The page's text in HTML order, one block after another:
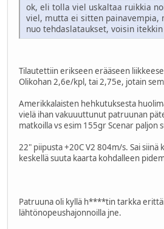
ok, eli tolla viel uskaltaa ruikkia
viel, mutta ei sitten painavempia,
nuo tehdaslataukset, voisin
Tilautettiin erikseen erääseen
Olikohan 2,6e/kpl, tai 2,75e, jotain
Amerikkalaisten hehkutuksesta
vielä ihan vakuuuttunut patruunan
matkoilla vs esim 155gr Scenar paljon
22" piipusta +20C V2 804m/s. Sai siinä
keskellä suuta kaarta kohdalleen
Patruuna oli kyllä h****tin tarkka
lähtönopeushajonnoilla jne.